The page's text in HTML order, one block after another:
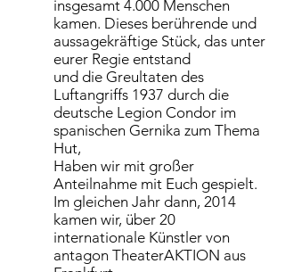
insgesamt 4.000 Menschen
kamen. Dieses berührende und
aussagekräftige Stück, das unter
eurer Regie entstand
und die Greultaten des
Luftangriffs 1937 durch die
deutsche Legion Condor im
spanischen Gernika zum Thema
Hut,
Haben wir mit großer
Anteilnahme mit Euch gespielt.
Im gleichen Jahr dann, 2014
kamen wir, über 20
internationale Künstler von
antagon TheaterAKTION aus